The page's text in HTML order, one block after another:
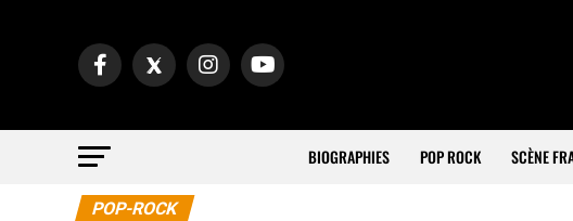
BIOGRAPHIES POP ROCK SCÈNE
POP-ROCK